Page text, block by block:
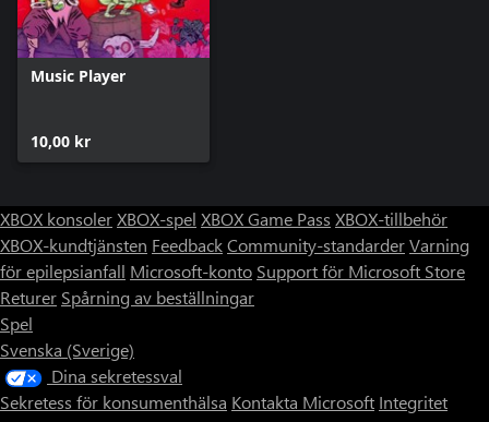
Music Player
10,00 kr
XBOX konsolerXBOX-spel XBOX Game Pass XBOX-tillbehör
XBOX-kundtjänsten FeedbackCommunity-standarderVarning
för epilepsianfall Microsoft-konto Support för Microsoft Store
Returer Spårning av beställningar
Spel
Svenska (Sverige)
Dina sekretessval
Sekretess för konsumenthälsa Kontakta Microsoft Integritet